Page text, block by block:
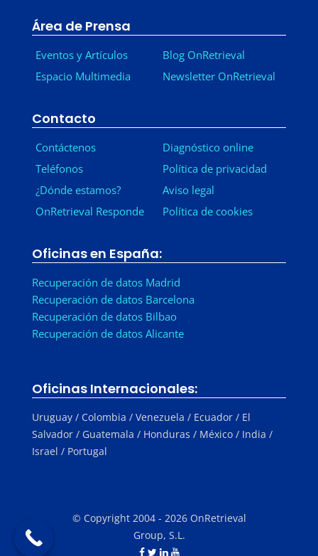
Área de Prensa
Eventos y Artículos
Espacio Multimedia
Blog OnRetrieval
Newsletter OnRetrieval
Contacto
Contáctenos
Teléfonos
¿Dónde estamos?
OnRetrieval Responde
Diagnóstico online
Política de privacidad
Aviso legal
Política de cookies
Oficinas en España:
Recuperación de datos Madrid
Recuperación de datos Barcelona
Recuperación de datos Bilbao
Recuperación de datos Alicante
Oficinas Internacionales:
Uruguay / Colombia / Venezuela / Ecuador / El
Salvador / Guatemala / Honduras / México / India /
Israel / Portugal
© Copyright 2004 - 2026 OnRetrieval
Group, S.L.